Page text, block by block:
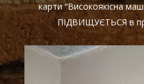
карти “Високоякісна
ПІДВИЩУЄТЬСЯ в